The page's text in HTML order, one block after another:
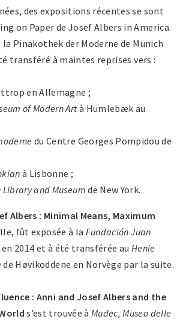
des expositions récentes se sont
on Paper de Josef Albers in America.
la Pinakothek der Moderne de Munich
transféré à maintes reprises vers :
en Allemagne ;
of Modern Artà Humlebæk au
du Centre Georges Pompidou de
à Lisbonne ;
Library and Museum de New York.
Albers : Minimal Means, Maximum
fût exposée à la Fundación Juan
en 2014 et à été transférée au Henie
de Høvikoddene en Norvège par la suite.
: Anni and Josef Albers and the
s’est trouvée à Mudec, Museo delle